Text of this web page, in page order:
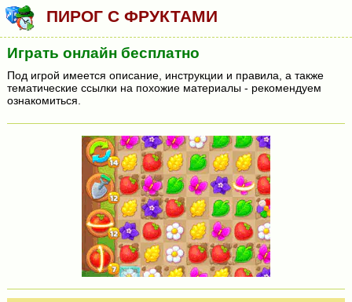
ПИРОГ С ФРУКТАМИ
Играть онлайн бесплатно
Под игрой имеется описание, инструкции и правила, а также
тематические ссылки на похожие материалы - рекомендуем
ознакомиться.